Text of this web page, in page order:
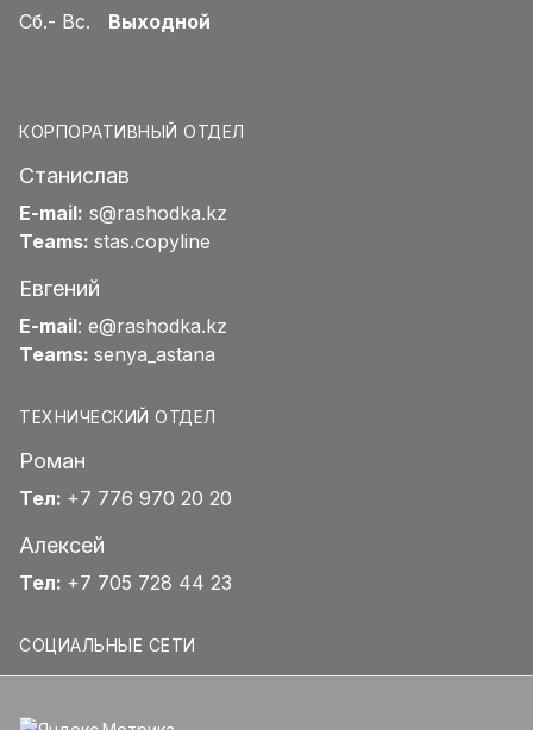
Сб.- Вс. Выходной
КОРПОРАТИВНЫЙ ОТДЕЛ
Станислав
E-mail: s@rashodka.kz
Teams: stas.copyline
Евгений
E-mail: e@rashodka.kz
Teams: senya_astana
ТЕХНИЧЕСКИЙ ОТДЕЛ
Роман
Тел: +7 776 970 20 20
Алексей
Тел: +7 705 728 44 23
СОЦИАЛЬНЫЕ СЕТИ